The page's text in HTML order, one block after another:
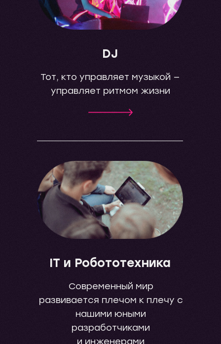
DJ
Тот, кто управляет музыкой —
управляет ритмом жизни
IT и Робототехника
Современный мир
развивается плечом к плечу с
нашими юными
разработчиками
и инженерами